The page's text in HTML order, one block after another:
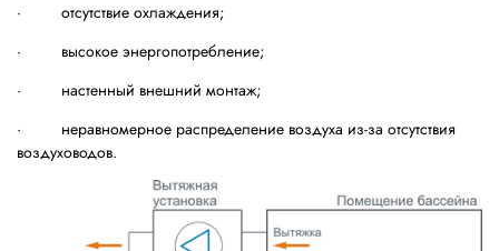
· отсутствие охлаждения;
· высокое энергопотребление;
· настенный внешний монтаж;
· неравномерное распределение воздуха из-за отсутствия
воздуховодов.